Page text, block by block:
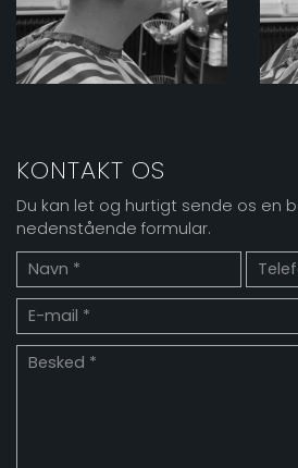
KONTAKT OS
Du kan let og hurtigt sende os en
nedenstående formular.